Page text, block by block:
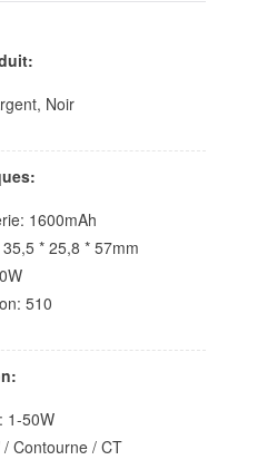
Noir
1600mAh
* 25,8 * 57mm
510
1-50W
Contourne / CT